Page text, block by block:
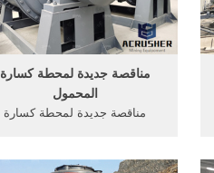
مناقصة جديدة لمحطة كسارة
المحمول
مناقصة جديدة لمحطة كسارة